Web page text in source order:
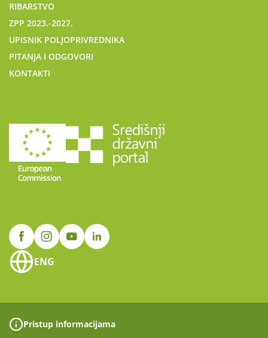
RIBARSTVO
ZPP 2023.-2027.
UPISNIK POLJOPRIVREDNIKA
PITANJA I ODGOVORI
KONTAKTI
ENG
Pristup informacijama